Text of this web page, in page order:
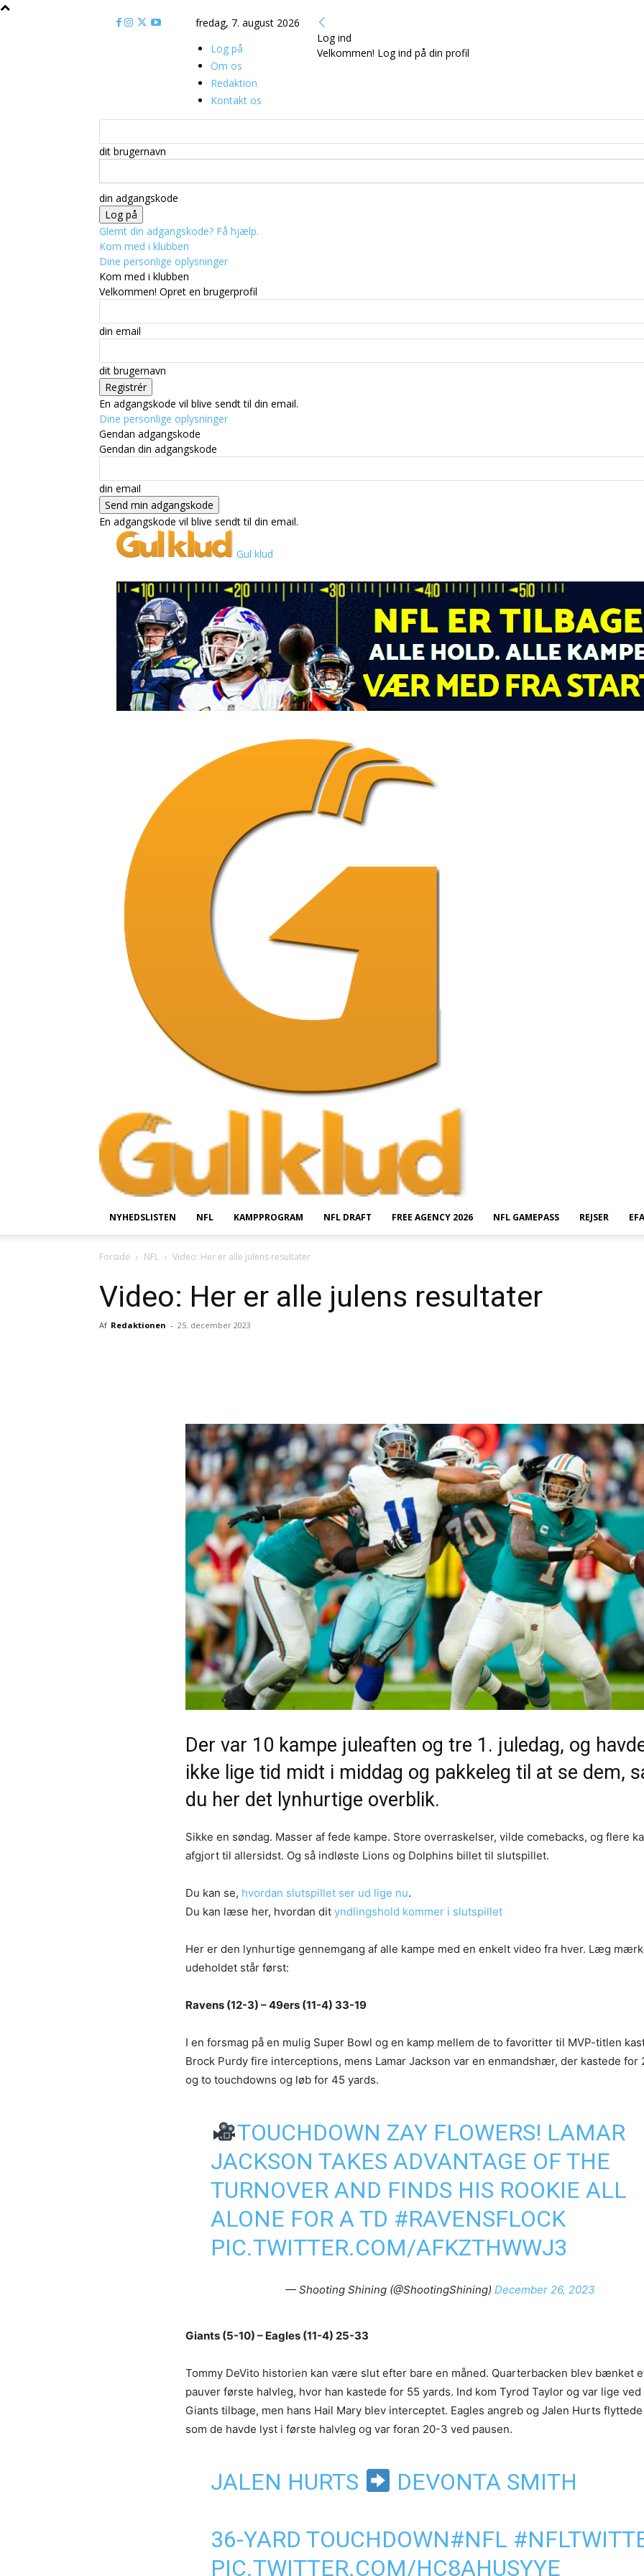
fredag, 7. august 2026
Log på
Om os
Redaktion
Kontakt os
Log ind
Velkommen! Log ind på din profil
dit brugernavn
din adgangskode
Glemt din adgangskode? Få hjælp.
Kom med i klubben
Dine personlige oplysninger
Kom med i klubben
Velkommen! Opret en brugerprofil
din email
dit brugernavn
En adgangskode vil blive sendt til din email.
Dine personlige oplysninger
Gendan adgangskode
Gendan din adgangskode
din email
En adgangskode vil blive sendt til din email.
Gul klud
NYHEDSLISTEN NFL KAMPPROGRAM NFL DRAFT FREE AGENCY 2026 NFL GAMEPASS REJSER EFA
Forside NFL Video: Her er alle julens resultater
Video: Her er alle julens resultater
Af Redaktionen - 25. december 2023
Der var 10 kampe juleaften og tre 1. juledag, og
ikke lige tid midt i middag og pakkeleg til at se dem,
du her det lynhurtige overblik.
Sikke en søndag. Masser af fede kampe. Store overraskelser, vilde comebacks, og flere
afgjort til allersidst. Og så indløste Lions og Dolphins billet til slutspillet.
Du kan se, hvordan slutspillet ser ud lige nu.
Du kan læse her, hvordan dit yndlingshold kommer i slutspillet
Her er den lynhurtige gennemgang af alle kampe med en enkelt video fra hver. Læg
udeholdet står først:
Ravens (12-3) – 49ers (11-4) 33-19
I en forsmag på en mulig Super Bowl og en kamp mellem de to favoritter til MVP-titlen
Brock Purdy fire interceptions, mens Lamar Jackson var en enmandshær, der kastede for
og to touchdowns og løb for 45 yards.
TOUCHDOWN ZAY FLOWERS! LAMAR
JACKSON TAKES ADVANTAGE OF THE
TURNOVER AND FINDS HIS ROOKIE ALL
ALONE FOR A TD #RAVENSFLOCK
PIC.TWITTER.COM/AFKZTHWWJ3
— Shooting Shining (@ShootingShining) December 26, 2023
Giants (5-10) – Eagles (11-4) 25-33
Tommy DeVito historien kan være slut efter bare en måned. Quarterbacken blev bænket
pauver første halvleg, hvor han kastede for 55 yards. Ind kom Tyrod Taylor og var lige
Giants tilbage, men hans Hail Mary blev interceptet. Eagles angreb og Jalen Hurts
som de havde lyst i første halvleg og var foran 20-3 ved pausen.
JALEN HURTS DEVONTA SMITH
36-YARD TOUCHDOWN#NFL
PIC.TWITTER.COM/HC8AHUSYYE